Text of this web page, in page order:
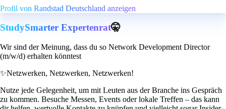
Profil von Randstad Deutschland anzeigen
StudySmarter Expertenrat🤫
Wir sind der Meinung, dass du so Network Development Director
(m/w/d) erhalten könntest
✨Netzwerken, Netzwerken, Netzwerken!
Nutze jede Gelegenheit, um mit Leuten aus der Branche ins Gespräch
zu kommen. Besuche Messen, Events oder lokale Treffen – das kann